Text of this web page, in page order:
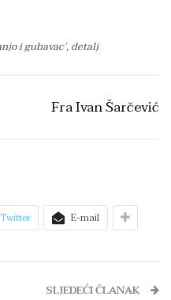
i gubavac’, detalj
Fra Ivan Šarčević
Twitter E-mail
SLJEDEĆI ČLANAK